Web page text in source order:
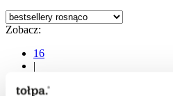
Zobacz:
16
|
|